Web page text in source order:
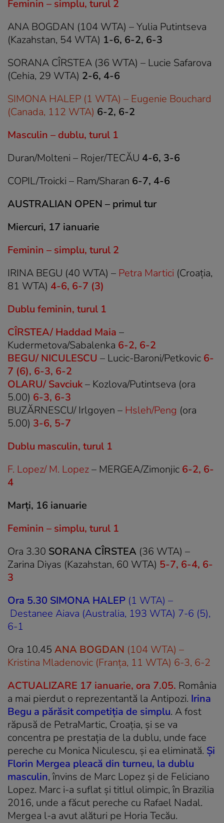
Feminin – simplu, turul 2
ANA BOGDAN (104 WTA) – Yulia Putintseva
(Kazahstan, 54 WTA) 1-6, 6-2, 6-3
SORANA CÎRSTEA (36 WTA) – Lucie Safarova
(Cehia, 29 WTA) 2-6, 4-6
SIMONA HALEP (1 WTA) – Eugenie Bouchard
(Canada, 112 WTA) 6-2, 6-2
Masculin – dublu, turul 1
Duran/Molteni – Rojer/TECĂU 4-6, 3-6
COPIL/Troicki – Ram/Sharan 6-7, 4-6
AUSTRALIAN OPEN – primul tur
Miercuri, 17 ianuarie
Feminin – simplu, turul 2
IRINA BEGU (40 WTA) – Petra Martici (Croația,
81 WTA) 4-6, 6-7 (3)
Dublu feminin, turul 1
CÎRSTEA/ Haddad Maia –
Kudermetova/Sabalenka 6-2, 6-2
BEGU/ NICULESCU – Lucic-Baroni/Petkovic 6-
7 (6), 6-3, 6-2
OLARU/ Savciuk– Kozlova/Putintseva (ora
5.00) 6-3, 6-3
BUZĂRNESCU/ Irlgoyen – Hsleh/Peng (ora
5.00) 3-6, 5-7
Dublu masculin, turul 1
F. Lopez/ M. Lopez– MERGEA/Zimonjic 6-2, 6-
4
Marți, 16 ianuarie
Feminin – simplu, turul 1
Ora 3.30 SORANA CÎRSTEA (36 WTA) –
Zarina Diyas (Kazahstan, 60 WTA) 5-7, 6-4, 6-
3
Ora 5.30 SIMONA HALEP (1 WTA) –
Destanee Aiava (Australia, 193 WTA) 7-6 (5),
6-1
Ora 10.45 ANA BOGDAN (104 WTA) –
Kristina Mladenovic (Franța, 11 WTA) 6-3, 6-2
ACTUALIZARE 17 ianuarie, ora 7.05. România
a mai pierdut o reprezentantă la Antipozi. Irina
Begu a părăsit competiția de simplu. A fost
răpusă de PetraMartic, Croația, și se va
concentra pe prestația de la dublu, unde face
pereche cu Monica Niculescu, și ea eliminată. Și
Florin Mergea pleacă din turneu, la dublu
masculin, învins de Marc Lopez și de Feliciano
Lopez. Marc i-a suflat și titlul olimpic, în Brazilia
2016, unde a făcut pereche cu Rafael Nadal.
Mergea l-a avut alături pe Horia Tecău.